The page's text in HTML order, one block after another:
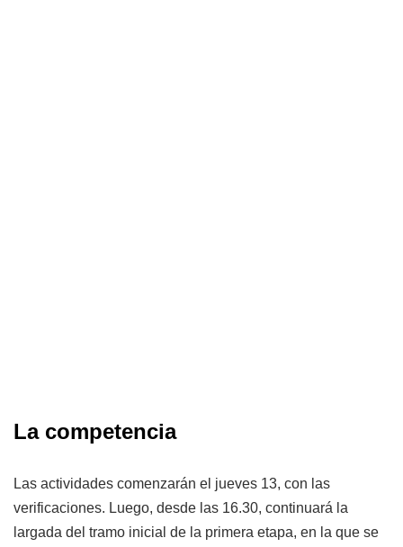
La competencia
Las actividades comenzarán el jueves 13, con las
verificaciones. Luego, desde las 16.30, continuará la
largada del tramo inicial de la primera etapa, en la que se